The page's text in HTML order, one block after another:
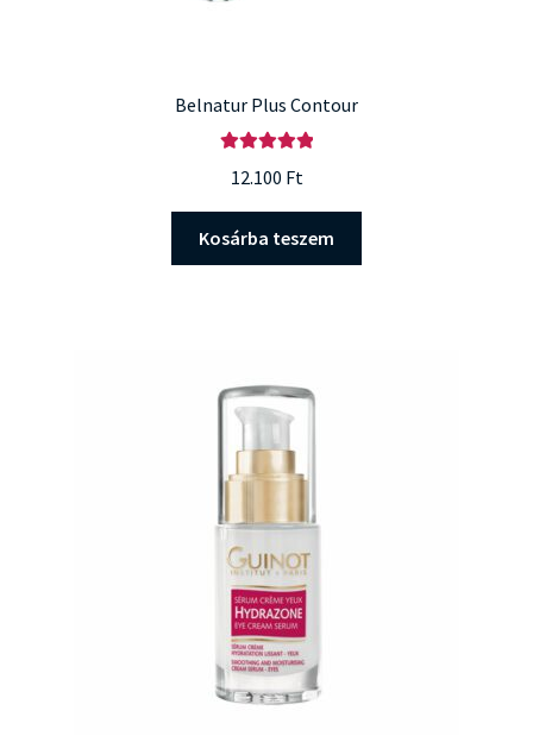
Belnatur Plus Contour
12.100 Ft
Kosárba teszem